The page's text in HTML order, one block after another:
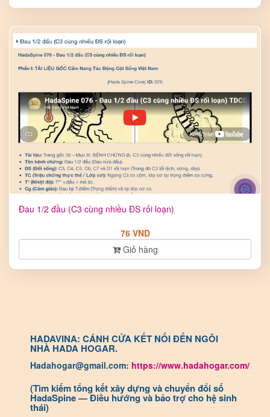
Đau 1/2 đầu (C3 cùng nhiều ĐS rối loạn)
76 VND
Giỏ hàng
HADAVINA: CÁNH CỬA KẾT NỐI ĐẾN NGÔI
NHÀ HADA HOGAR.
Hadahogar@gmail.com: https://www.hadahogar.com/
(Tìm kiếm tổng kết xây dựng và chuyển đổi số
HadaSpine — Điều hướng và bảo trợ cho hệ sinh
thái)